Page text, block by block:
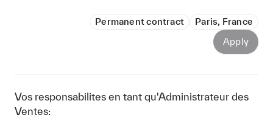
Permanent contract
Paris, France
Apply
Vos responsabilites en tant qu'Administrateur des
Ventes: